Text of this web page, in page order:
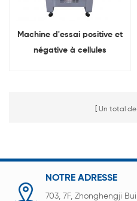
Machine d'essai positive et
négative à cellules
Un total de
NOTRE ADRESSE
703, 7F, Zhonghengji